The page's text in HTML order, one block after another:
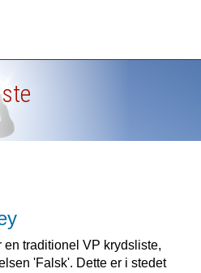
traditionel VP krydsliste,
'Falsk'. Dette er i stedet